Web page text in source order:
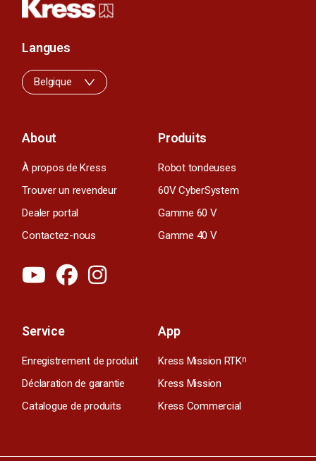
About
À propos de Kress
Trouver un revendeur
Dealer portal
Contactez-nous
Produits
Robot tondeuses
60V CyberSystem
Gamme 60 V
Gamme 40 V
Service
Enregistrement de produit
Déclaration de garantie
Catalogue de produits
App
Kress Mission RTKn
Kress Mission
Kress Commercial
Langues
Belgique